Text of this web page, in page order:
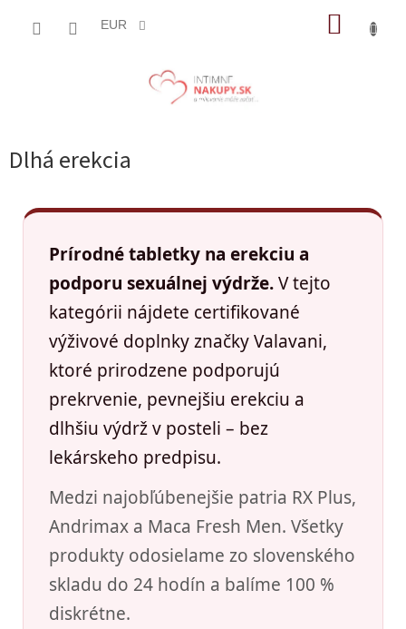
EUR
Dlhá erekcia
Prírodné tabletky na erekciu a
podporu sexuálnej výdrže.V tejto
kategórii nájdete certifikované
výživové doplnky značky Valavani,
ktoré prirodzene podporujú
prekrvenie, pevnejšiu erekciu a
dlhšiu výdrž v posteli – bez
lekárskeho predpisu.
Medzi najobľúbenejšie patria RX Plus,
Andrimax a Maca Fresh Men. Všetky
produkty odosielame zo slovenského
skladu do 24 hodín a balíme 100 %
diskrétne.